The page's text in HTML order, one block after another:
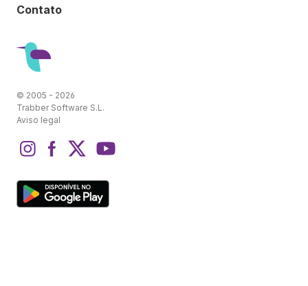
Contato
© 2005 - 2026
Trabber Software S.L.
Aviso legal